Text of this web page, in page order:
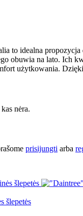
to idealna
obuwia na lato. Ich
użytkowania.
nėra.
prisijungti arba
šlepetės